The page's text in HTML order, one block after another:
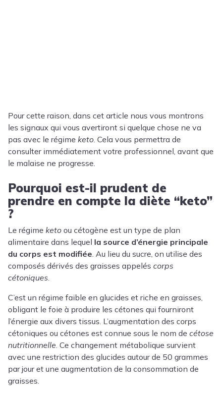
Pour cette raison, dans cet article nous vous montrons
les signaux qui vous avertiront si quelque chose ne va
pas avec le régime keto. Cela vous permettra de
consulter immédiatement votre professionnel, avant que
le malaise ne progresse.
Pourquoi est-il prudent de
prendre en compte la diète “keto”
?
Le régime keto ou cétogène est un type de plan
alimentaire dans lequel la source d’énergie principale
du corps est modifiée. Au lieu du sucre, on utilise des
composés dérivés des graisses appelés corps
cétoniques.
C’est un régime faible en glucides et riche en graisses,
obligant le foie à produire les cétones qui fourniront
l’énergie aux divers tissus. L’augmentation des corps
cétoniques ou cétones est connue sous le nom de cétose
nutritionnelle. Ce changement métabolique survient
avec une restriction des glucides autour de 50 grammes
par jour et une augmentation de la consommation de
graisses.